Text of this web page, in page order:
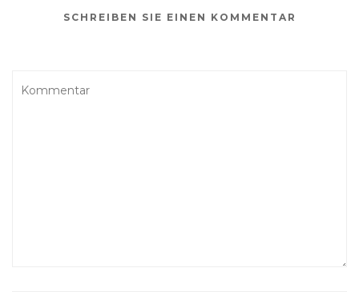
SCHREIBEN SIE EINEN KOMMENTAR